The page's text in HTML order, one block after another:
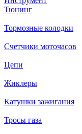
Тюнинг
Тормозные колодки
Счетчики моточасов
Цепи
Жиклеры
Катушки зажигания
Тросы газа